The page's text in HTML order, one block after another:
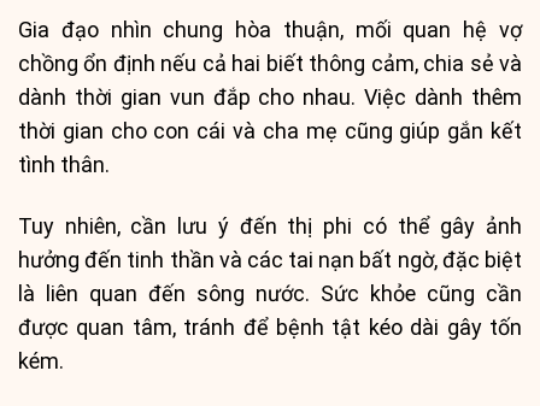
Gia đạo nhìn chung hòa thuận, mối quan hệ vợ
chồng ổn định nếu cả hai biết thông cảm, chia sẻ và
dành thời gian vun đắp cho nhau. Việc dành thêm
thời gian cho con cái và cha mẹ cũng giúp gắn kết
tình thân.
Tuy nhiên, cần lưu ý đến thị phi có thể gây ảnh
hưởng đến tinh thần và các tai nạn bất ngờ, đặc biệt
là liên quan đến sông nước. Sức khỏe cũng cần
được quan tâm, tránh để bệnh tật kéo dài gây tốn
kém.